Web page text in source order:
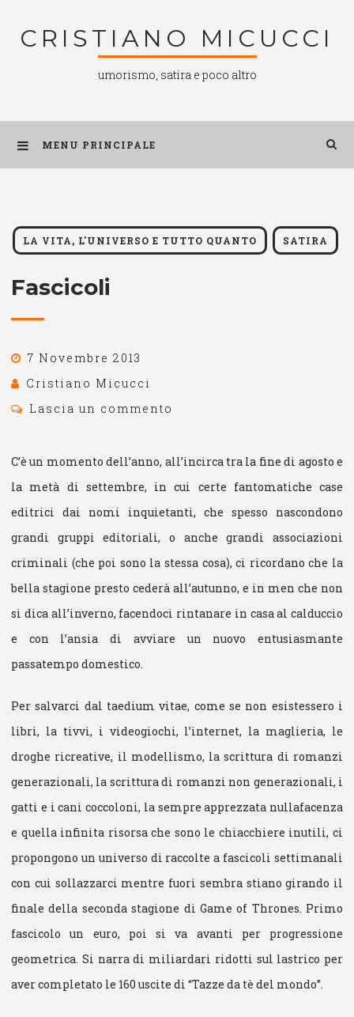
CRISTIANO MICUCCI
umorismo, satira e poco altro
MENU PRINCIPALE
LA VITA, L'UNIVERSO E TUTTO QUANTO SATIRA
Fascicoli
7 Novembre 2013
Cristiano Micucci
Lascia un commento
C’è un momento dell’anno, all’incirca tra la fine di agosto e
la metà di settembre, in cui certe fantomatiche case
editrici dai nomi inquietanti, che spesso nascondono
grandi gruppi editoriali, o anche grandi associazioni
criminali (che poi sono la stessa cosa), ci ricordano che la
bella stagione presto cederà all’autunno, e in men che non
si dica all’inverno, facendoci rintanare in casa al calduccio
e con l’ansia di avviare un nuovo entusiasmante
passatempo domestico.
Per salvarci dal taedium vitae, come se non esistessero i
libri, la tivvì, i videogiochi, l’internet, la maglieria, le
droghe ricreative, il modellismo, la scrittura di romanzi
generazionali, la scrittura di romanzi non generazionali, i
gatti e i cani coccoloni, la sempre apprezzata nullafacenza
e quella infinita risorsa che sono le chiacchiere inutili, ci
propongono un universo di raccolte a fascicoli settimanali
con cui sollazzarci mentre fuori sembra stiano girando il
finale della seconda stagione di Game of Thrones. Primo
fascicolo un euro, poi si va avanti per progressione
geometrica. Si narra di miliardari ridotti sul lastrico per
aver completato le 160 uscite di “Tazze da tè del mondo”.